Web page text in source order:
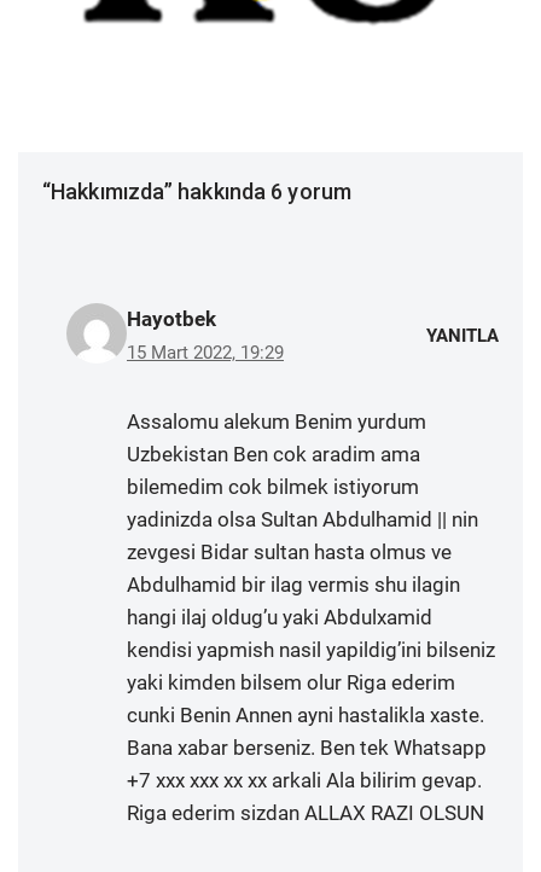
“Hakkımızda” hakkında 6 yorum
Hayotbek
15 Mart 2022, 19:29
YANITLA
Assalomu alekum Benim yurdum
Uzbekistan Ben cok aradim ama
bilemedim cok bilmek istiyorum
yadinizda olsa Sultan Abdulhamid || nin
zevgesi Bidar sultan hasta olmus ve
Abdulhamid bir ilag vermis shu ilagin
hangi ilaj oldug’u yaki Abdulxamid
kendisi yapmish nasil yapildig’ini bilseniz
yaki kimden bilsem olur Riga ederim
cunki Benin Annen ayni hastalikla xaste.
Bana xabar berseniz. Ben tek Whatsapp
+7 xxx xxx xx xx arkali Ala bilirim gevap.
Riga ederim sizdan ALLAX RAZI OLSUN